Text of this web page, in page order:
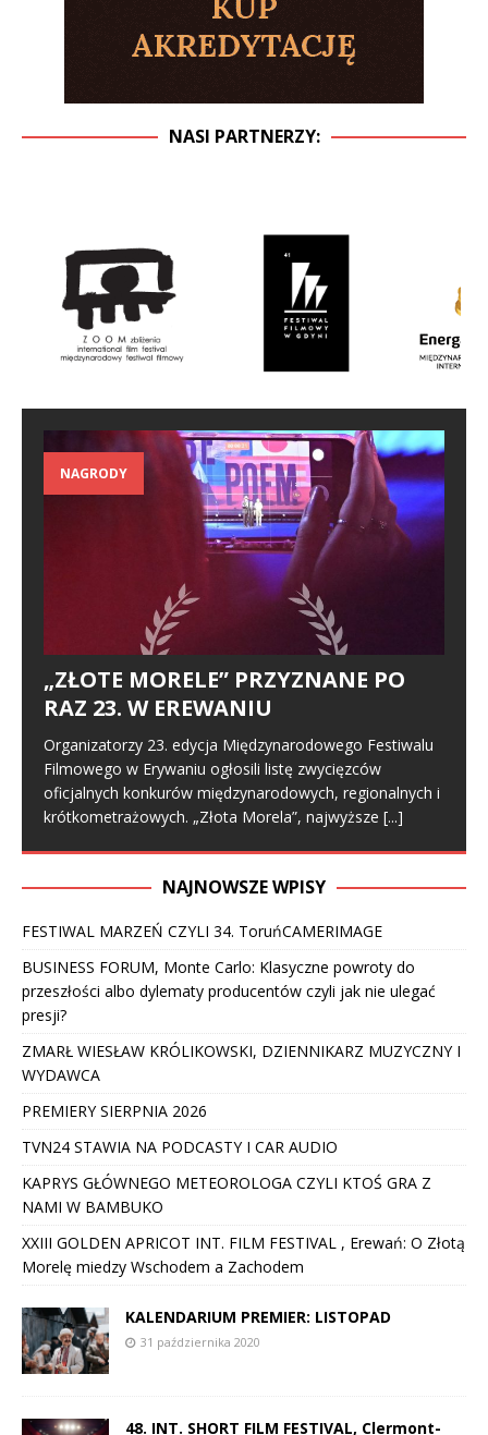
NASI PARTNERZY:
NAGRODY
„ZŁOTE MORELE” PRZYZNANE PO
RAZ 23. W EREWANIU
Organizatorzy 23. edycja Międzynarodowego Festiwalu
Filmowego w Erywaniu ogłosili listę zwycięzców
oficjalnych konkurów międzynarodowych, regionalnych i
krótkometrażowych. „Złota Morela”, najwyższe [...]
NAJNOWSZE WPISY
FESTIWAL MARZEŃ CZYLI 34. ToruńCAMERIMAGE
BUSINESS FORUM, Monte Carlo: Klasyczne powroty do
przeszłości albo dylematy producentów czyli jak nie ulegać
presji?
ZMARŁ WIESŁAW KRÓLIKOWSKI, DZIENNIKARZ MUZYCZNY I
WYDAWCA
PREMIERY SIERPNIA 2026
TVN24 STAWIA NA PODCASTY I CAR AUDIO
KAPRYS GŁÓWNEGO METEOROLOGA CZYLI KTOŚ GRA Z
NAMI W BAMBUKO
XXIII GOLDEN APRICOT INT. FILM FESTIVAL , Erewań: O Złotą
Morelę miedzy Wschodem a Zachodem
KALENDARIUM PREMIER: LISTOPAD
31 października 2020
48. INT. SHORT FILM FESTIVAL, Clermont-